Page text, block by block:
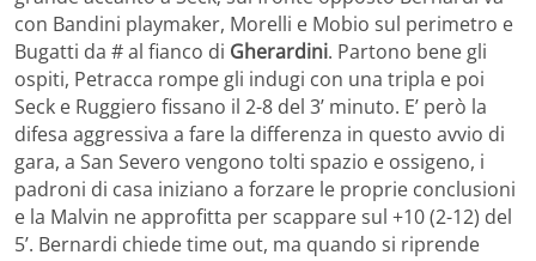
con Bandini playmaker, Morelli e Mobio sul perimetro e
Bugatti da # al fianco di Gherardini. Partono bene gli
ospiti, Petracca rompe gli indugi con una tripla e poi
Seck e Ruggiero fissano il 2-8 del 3’ minuto. E’ però la
difesa aggressiva a fare la differenza in questo avvio di
gara, a San Severo vengono tolti spazio e ossigeno, i
padroni di casa iniziano a forzare le proprie conclusioni
e la Malvin ne approfitta per scappare sul +10 (2-12) del
5’. Bernardi chiede time out, ma quando si riprende